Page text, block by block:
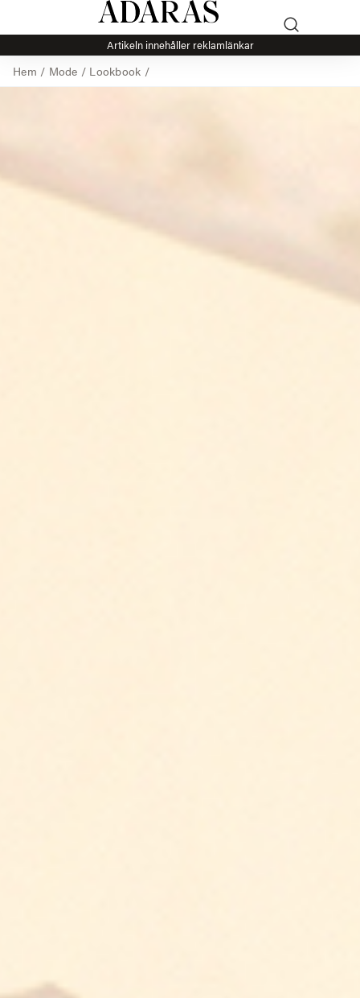
Artikeln innehåller reklamlänkar
Hem / Mode / Lookbook /